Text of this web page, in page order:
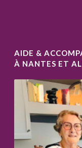
AIDE &
À NANTES ET